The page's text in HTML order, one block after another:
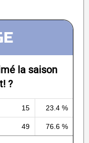
la saison
?
15 23.4 %
49 76.6 %